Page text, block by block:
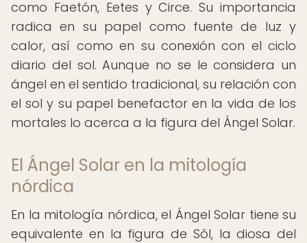
como Faetón, Eetes y Circe. Su importancia
radica en su papel como fuente de luz y
calor, así como en su conexión con el ciclo
diario del sol. Aunque no se le considera un
ángel en el sentido tradicional, su relación con
el sol y su papel benefactor en la vida de los
mortales lo acerca a la figura del Ángel Solar.
El Ángel Solar en la mitología
nórdica
En la mitología nórdica, el Ángel Solar tiene su
equivalente en la figura de Sól, la diosa del